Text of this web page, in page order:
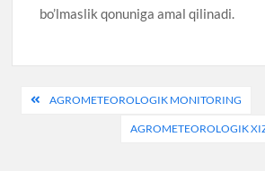
bo’lmaslik qonuniga amal qilinadi.
PostAGROMETEOROLOGIK MONITORING
AGROMETEOROLOGIK